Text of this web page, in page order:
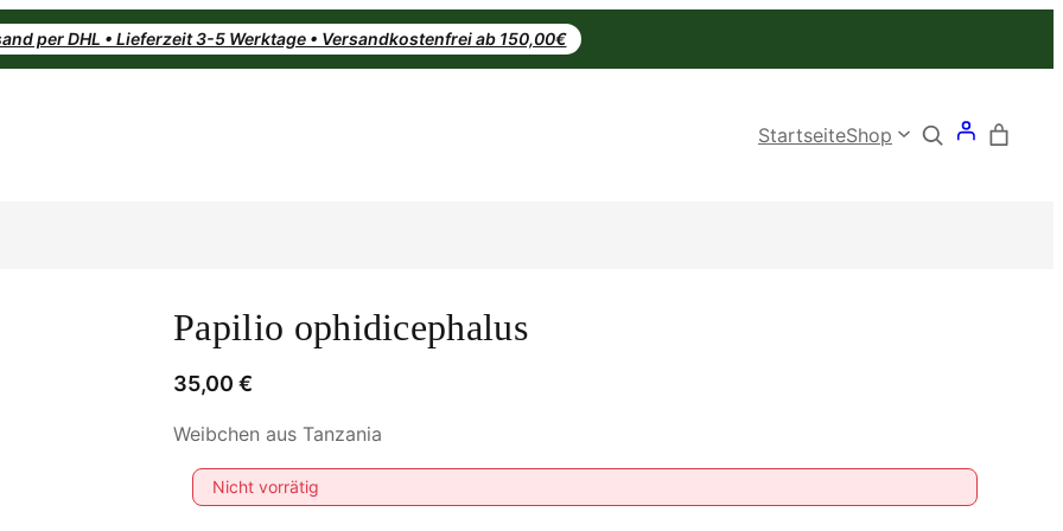
per DHL • Lieferzeit 3-5 Werktage • Versandkostenfrei ab 150,00€
StartseiteShop Search
Papilio ophidicephalus
35,00 €
Weibchen aus Tanzania
Nicht vorrätig